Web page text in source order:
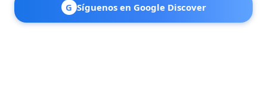
G Síguenos en Google Discover